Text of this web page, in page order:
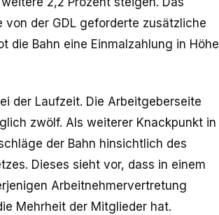
von der GDL geforderte zusätzliche
die Bahn eine Einmalzahlung in Höhe
der Laufzeit. Die Arbeitgeberseite
zwölf. Als weiterer Knackpunkt in
der Bahn hinsichtlich des
Dieses sieht vor, dass in einem
Arbeitnehmervertretung
Mehrheit der Mitglieder hat.